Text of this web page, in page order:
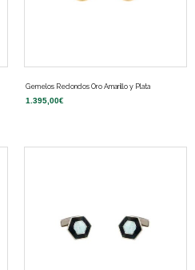
Gemelos Redondos Oro Amarillo y Plata
1.395,00€